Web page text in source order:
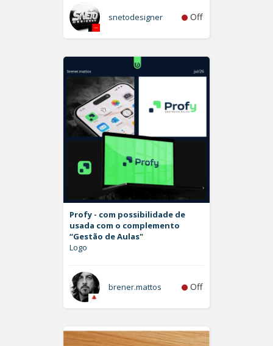
snetodesigner Off
Profy - com possibilidade de
usada com o complemento
“Gestão de Aulas"
Logo
brener.mattos Off